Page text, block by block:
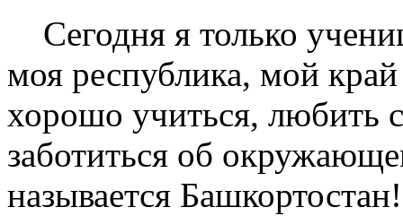
Сегодня я только
моя республика, мой
хорошо учиться, любить
заботиться об
называется Башкортостан!